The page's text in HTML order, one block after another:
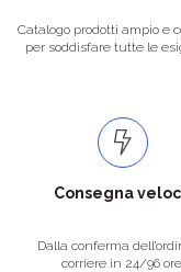
Catalogo prodotti ampio e
per soddisfare tutte le
Consegna
Dalla conferma
corriere in 24/96 ore.